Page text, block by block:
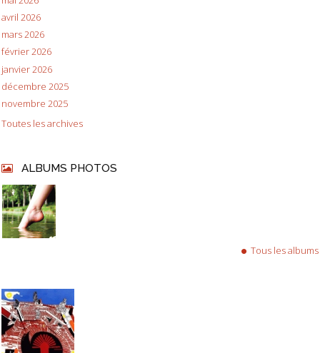
avril 2026
mars 2026
février 2026
janvier 2026
décembre 2025
novembre 2025
Toutes les archives
ALBUMS PHOTOS
Tous les albums